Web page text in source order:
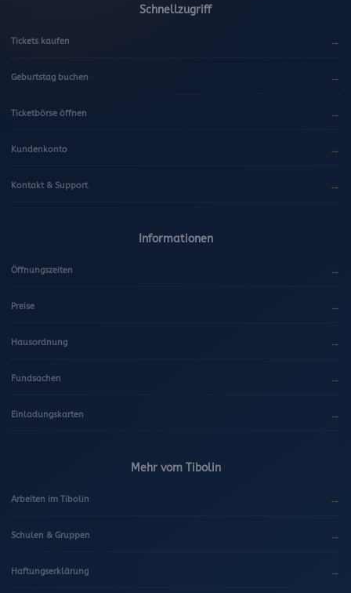
Schnellzugriff
Tickets kaufen →
Geburtstag buchen →
Ticketbörse öffnen →
Kundenkonto →
Kontakt & Support →
Informationen
Öffnungszeiten →
Preise →
Hausordnung →
Fundsachen →
Einladungskarten →
Mehr vom Tibolin
Arbeiten im Tibolin →
Schulen & Gruppen →
Haftungserklärung →